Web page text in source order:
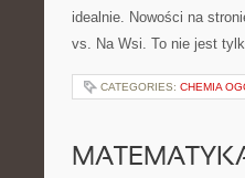
idealnie. Nowości na
vs. Na Wsi. To nie jest
CATEGORIES: CHEMIA